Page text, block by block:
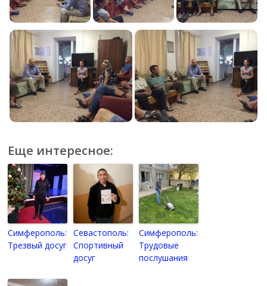
Еще интересное:
Симферополь:
Трезвый досуг
Севастополь:
Спортивный
досуг
Симферополь:
Трудовые
послушания